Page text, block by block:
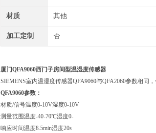
材质 其他
加工定制 否
厦门QFA9060西门子房间型温湿度传感器
SIEMENS室内温湿度传感器QFA9060与QFA2060参数相同
QFA9060参数：
材质/信号温度0-10V湿度0-10V
测量范围温度-40-70℃湿度0-
响应时间温度8.5min湿度20s